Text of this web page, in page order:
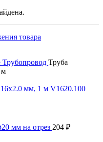
Трубопровод Труба
м
16х2.0 мм, 1 м V1620.100
мм на отрез 204 ₽